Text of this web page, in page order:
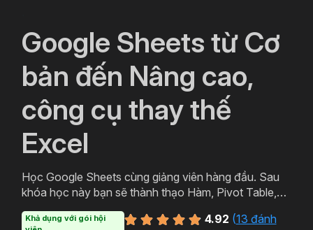
Google Sheets từ Cơ
bản đến Nâng cao,
công cụ thay thế
Excel
Học Google Sheets cùng giảng viên hàng đầu. Sau
khóa học này bạn sẽ thành thạo Hàm, Pivot Table,
Ngoài ra bạn còn có thể học thêm Add-on và cách
Khả dụng với gói hội
4.92 (13 đánh